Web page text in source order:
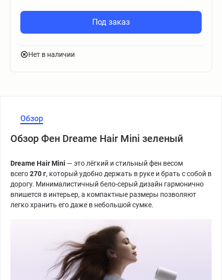
Под заказ
Нет в наличии
Обзор
Обзор Фен Dreame Hair Mini зеленый
Dreame Hair Mini — это лёгкий и стильный фен весом
всего270 г, который удобно держать в руке и брать с собой в
дорогу. Минималистичный бело-серый дизайн гармонично
впишется в интерьер, а компактные размеры позволяют
легко хранить его даже в небольшой сумке.